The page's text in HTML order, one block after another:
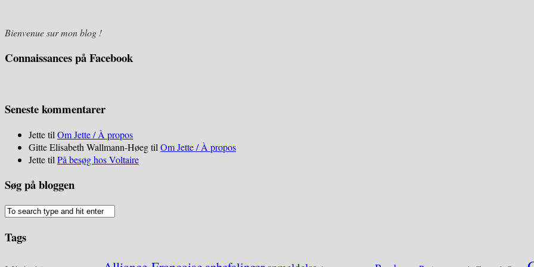
Bienvenue sur mon blog !
Connaissances på Facebook
Seneste kommentarer
Jettetil Om Jette / À propos
Gitte Elisabeth Wallmann-Høegtil Om Jette / À propos
Jettetil På besøg hos Voltaire
Søg på bloggen
Tags